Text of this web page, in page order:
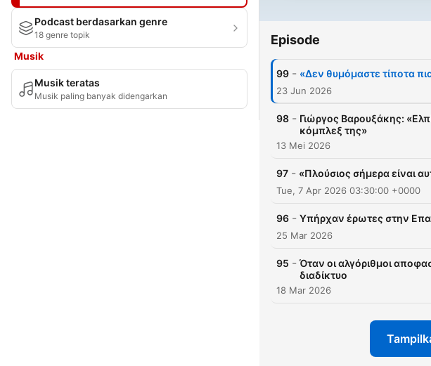
Podcast berdasarkan genre
18 genre topik
Musik
Musik teratas
Musik paling banyak didengarkan
Episode
99 - «Δεν θυμόμαστε τίποτα
23 Jun 2026
98 - Γιώργος Βαρουξάκης:
κόμπλεξ της»
13 Mei 2026
97 - «Πλούσιος σήμερα είναι
Tue, 7 Apr 2026 03:30:00 +0000
96 - Υπήρχαν έρωτες στην
25 Mar 2026
95 - Όταν οι αλγόριθμοι
διαδίκτυο
18 Mar 2026